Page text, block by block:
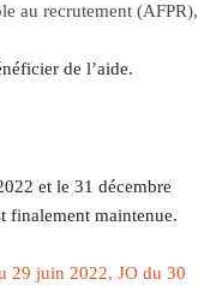
au recrutement (AFPR),
de l’aide.
et le 31 décembre
finalement maintenue.
29 juin 2022, JO du 30